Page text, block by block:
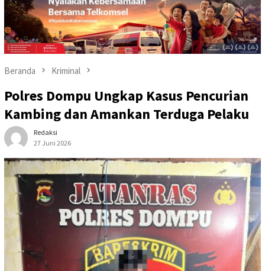
Beranda Kriminal
Polres Dompu Ungkap Kasus Pencurian
Kambing dan Amankan Terduga Pelaku
Redaksi
27 Juni 2026